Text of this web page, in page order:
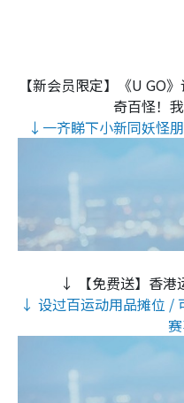
【新会员限定】《U GO
奇百怪！
↓一齐睇下小新同妖怪
↓ 【免费送】香港
↓ 设过百运动用品摊位 /